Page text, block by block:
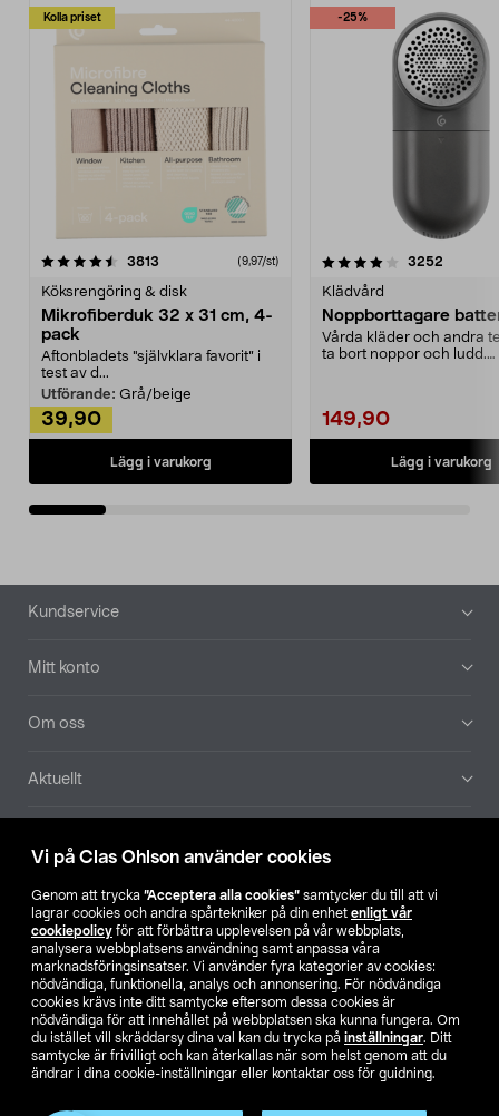
Vi på Clas Ohlson använder cookies
Genom att trycka ”Acceptera alla cookies” samtycker du till att vi
lagrar cookies och andra spårtekniker på din enhet enligt vår
cookiepolicy för att förbättra upplevelsen på vår webbplats,
analysera webbplatsens användning samt anpassa våra
marknadsföringsinsatser. Vi använder fyra kategorier av cookies:
nödvändiga, funktionella, analys och annonsering. För nödvändiga
cookies krävs inte ditt samtycke eftersom dessa cookies är
nödvändiga för att innehållet på webbplatsen ska kunna fungera. Om
du istället vill skräddarsy dina val kan du trycka på inställningar. Ditt
samtycke är frivilligt och kan återkallas när som helst genom att du
ändrar i dina cookie-inställningar eller kontaktar oss för guidning.
Kolla priset
3813 (9,97/st)
Köksrengöring & disk
Mikrofiberduk 32 x 31 cm, 4-
pack
Aftonbladets "självklara favorit” i
test av d...
Utförande: Grå/beige
39,90
Lägg i varukorg
-25%
4.0av 5 stjärnor 3252
Klädvård
Noppborttagare
Vårda kläder och andra
ta bort noppor och ludd.
149,90
Lägg i varukorg
4.5av 5 stjärnor
Sidfot
Kundservice
Mitt konto
Om oss
Aktuellt
Hitta butik
SE NO FI